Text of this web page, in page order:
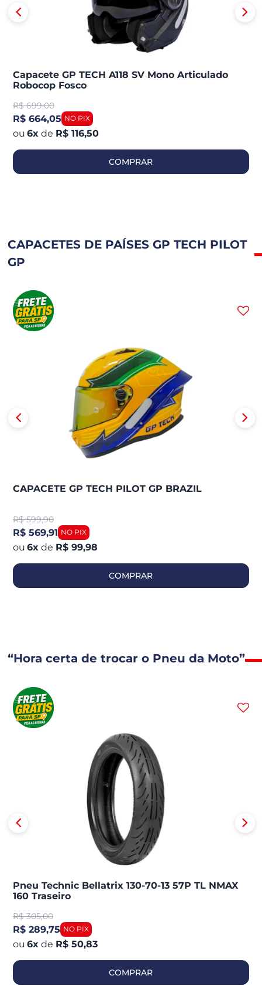
Capacete GP TECH A118 SV Mono Articulado
Robocop Fosco
R$ 699,00
R$ 664,05
6x de R$ 116,50
COMPRAR
CAPACETES DE PAÍSES GP TECH PILOT
GP
CAPACETE GP TECH PILOT GP BRAZIL
R$ 599,90
R$ 569,91
6x de R$ 99,98
COMPRAR
“Hora certa de trocar o Pneu da Moto”
Pneu Technic Bellatrix 130-70-13 57P TL NMAX
160 Traseiro
R$ 305,00
R$ 289,75
6x de R$ 50,83
COMPRAR